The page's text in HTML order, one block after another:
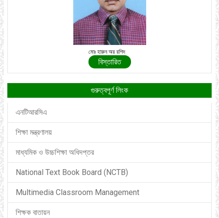
মোঃ হারুন অর রশিদ
বিস্তারিত
গুরুত্বপূর্ণ লিংক
এনটিআরসিএ
শিক্ষা মন্ত্রণালয়
মাধ্যমিক ও উচ্চশিক্ষা অধিদপ্তর
National Text Book Board (NCTB)
Multimedia Classroom Management
শিক্ষক বাতায়ন